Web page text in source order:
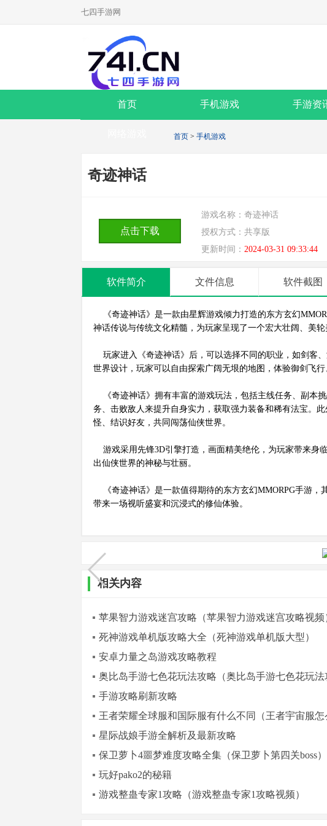
七四手游网
首页 手机游戏 手游资
首页 > 手机游戏
奇迹神话
点击下载
游戏名称： 奇迹神话
授权方式： 共享版
更新时间： 2024-03-31 09:33:44
软件简介 文件信息 软件截图
《奇迹神话》是一款由星辉游戏倾力打造的东方玄幻
神话传说与传统文化精髓，为玩家呈现了一个宏大壮阔、美轮
玩家进入《奇迹神话》后，可以选择不同的职业，如剑客
世界设计，玩家可以自由探索广阔无垠的地图，体验御剑飞行
《奇迹神话》拥有丰富的游戏玩法，包括主线任务、副本
务、击败敌人来提升自身实力，获取强力装备和稀有法宝。
怪、结识好友，共同闯荡仙侠世界。
游戏采用先锋3D引擎打造，画面精美绝伦，为玩家带来身
出仙侠世界的神秘与壮丽。
《奇迹神话》是一款值得期待的东方玄幻MMORPG手游，
带来一场视听盛宴和沉浸式的修仙体验。
相关内容
苹果智力游戏迷宫攻略（苹果智力游戏迷宫攻略视频
死神游戏单机版攻略大全（死神游戏单机版大型）
安卓力量之岛游戏攻略教程
奥比岛手游七色花玩法攻略（奥比岛手游七色花玩法
手游攻略刷新攻略
王者荣耀全球服和国际服有什么不同（王者宇宙服怎
星际战娘手游全解析及最新攻略
保卫萝卜4噩梦难度攻略全集（保卫萝卜第四关boss）
玩好pako2的秘籍
游戏整蛊专家1攻略（游戏整蛊专家1攻略视频）